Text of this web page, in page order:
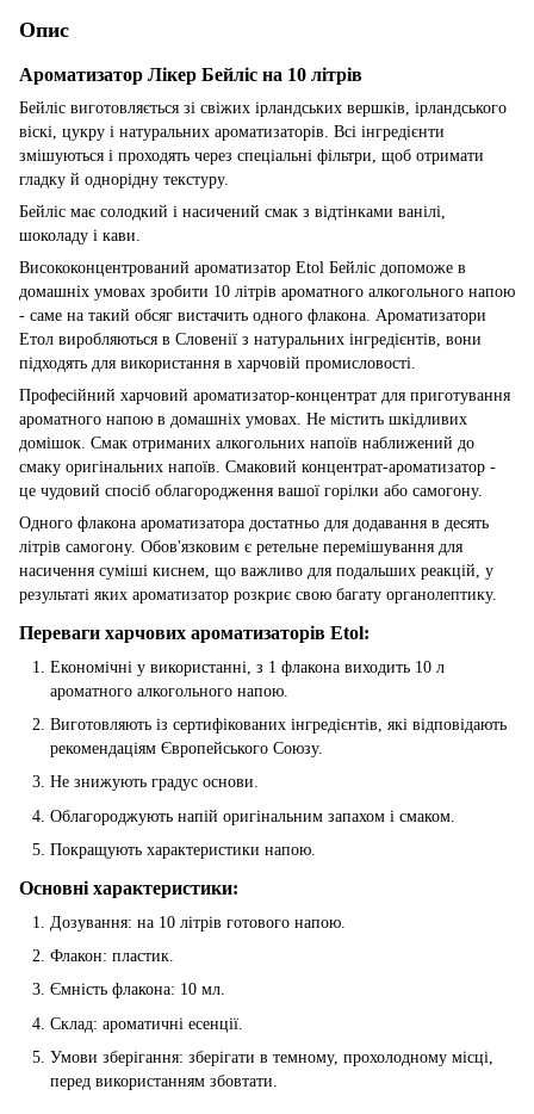
Опис
Ароматизатор Лікер Бейліс на 10 літрів
Бейліс виготовляється зі свіжих ірландських вершків, ірландського
віскі, цукру і натуральних ароматизаторів. Всі інгредієнти
змішуються і проходять через спеціальні фільтри, щоб отримати
гладку й однорідну текстуру.
Бейліс має солодкий і насичений смак з відтінками ванілі,
шоколаду і кави.
Висококонцентрований ароматизатор Etol Бейліс допоможе в
домашніх умовах зробити 10 літрів ароматного алкогольного напою
- саме на такий обсяг вистачить одного флакона. Ароматизатори
Етол виробляються в Словенії з натуральних інгредієнтів, вони
підходять для використання в харчовій промисловості.
Професійний харчовий ароматизатор-концентрат для приготування
ароматного напою в домашніх умовах. Не містить шкідливих
домішок. Смак отриманих алкогольних напоїв наближений до
смаку оригінальних напоїв. Смаковий концентрат-ароматизатор -
це чудовий спосіб облагородження вашої горілки або самогону.
Одного флакона ароматизатора достатньо для додавання в десять
літрів самогону. Обов'язковим є ретельне перемішування для
насичення суміші киснем, що важливо для подальших реакцій, у
результаті яких ароматизатор розкриє свою багату органолептику.
Переваги харчових ароматизаторів Etol:
Економічні у використанні, з 1 флакона виходить 10 л
ароматного алкогольного напою.
Виготовляють із сертифікованих інгредієнтів, які відповідають
рекомендаціям Європейського Союзу.
Не знижують градус основи.
Облагороджують напій оригінальним запахом і смаком.
Покращують характеристики напою.
Основні характеристики:
Дозування: на 10 літрів готового напою.
Флакон: пластик.
Ємність флакона: 10 мл.
Склад: ароматичні есенції.
Умови зберігання: зберігати в темному, прохолодному місці,
перед використанням збовтати.